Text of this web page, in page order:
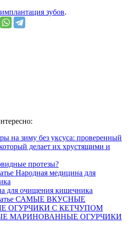
имплантация зубов.
на зиму без уксуса: проверенный
делает их хрустящими и
протезы?
для очищения кишечника
МАРИНОВАННЫЕ ОГУРЧИКИ